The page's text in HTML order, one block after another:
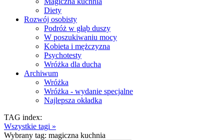
Diety
Rozwój osobisty
Podróż w głąb duszy
W poszukiwaniu mocy
Kobieta i mężczyzna
Psychotesty
Wróżka dla ducha
Archiwum
Wróżka
Wróżka - wydanie specjalne
Najlepsza okładka
TAG index:
Wszystkie tagi »
Wybrany tag: magiczna kuchnia